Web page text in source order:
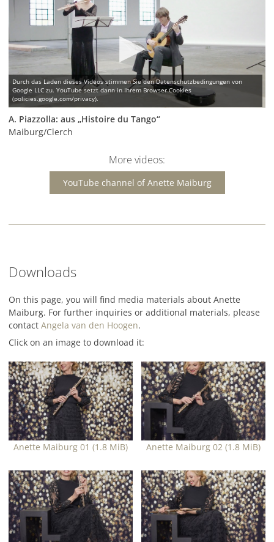
A. Piazzolla: aus „Histoire du Tango“
Maiburg/Clerch
More videos:
YouTube channel of Anette Maiburg
Downloads
On this page, you will find media materials about Anette
Maiburg. For further inquiries or additional materials, please
contact Angela van den Hoogen.
Click on an image to download it:
Anette Maiburg 01 (1.8 MiB) Anette Maiburg 02 (1.8 MiB)